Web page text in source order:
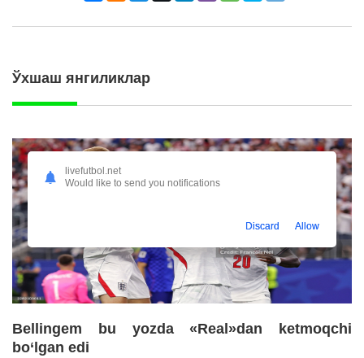
Ўхшаш янгиликлар
Bellingem bu yozda «Real»dan ketmoqchi
bo‘lgan edi
livefutbol.net
Would like to send you notifications
Discard Allow